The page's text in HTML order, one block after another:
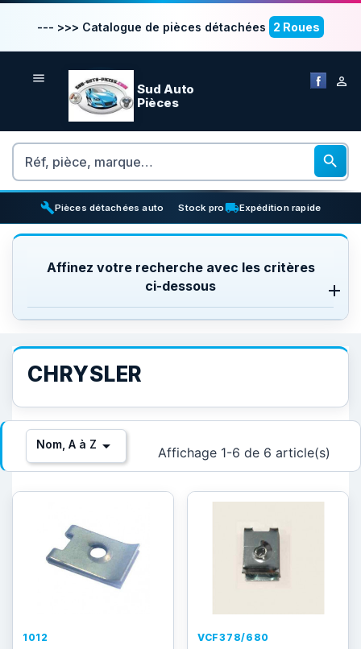
--- >>> Catalogue de pièces détachées 2 Roues
 
Sud Auto
Pièces
Rechercher

buildPièces détachées auto inventory_2
Stock prolocal_shippingExpédition rapide
Affinez votre recherche avec les critères
ci-dessous
CHRYSLER
Nom, A à Z  Affichage 1-6 de 6 article(s)
1012 VCF378/680